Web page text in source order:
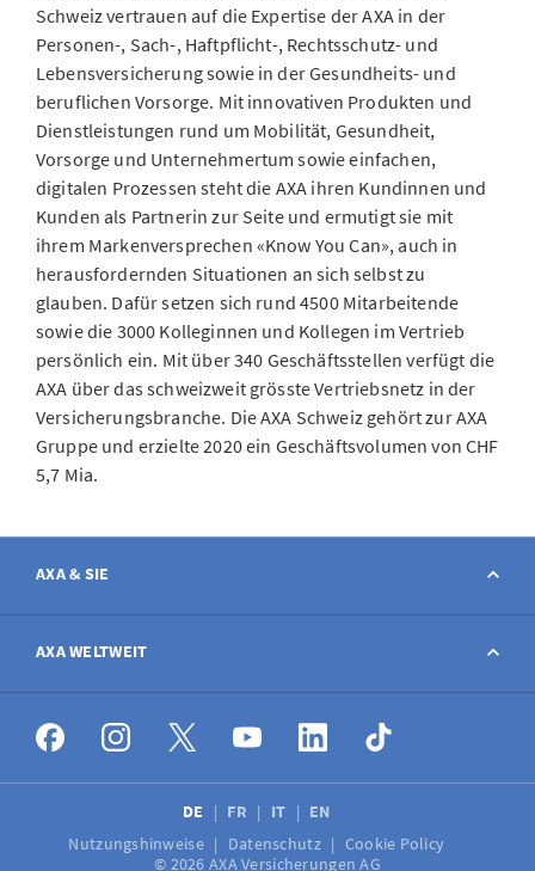
Schweiz vertrauen auf die Expertise der AXA in der
Personen-, Sach-, Haftpflicht-, Rechtsschutz- und
Lebensversicherung sowie in der Gesundheits- und
beruflichen Vorsorge. Mit innovativen Produkten und
Dienstleistungen rund um Mobilität, Gesundheit,
Vorsorge und Unternehmertum sowie einfachen,
digitalen Prozessen steht die AXA ihren Kundinnen und
Kunden als Partnerin zur Seite und ermutigt sie mit
ihrem Markenversprechen «Know You Can», auch in
herausfordernden Situationen an sich selbst zu
glauben. Dafür setzen sich rund 4500 Mitarbeitende
sowie die 3000 Kolleginnen und Kollegen im Vertrieb
persönlich ein. Mit über 340 Geschäftsstellen verfügt die
AXA über das schweizweit grösste Vertriebsnetz in der
Versicherungsbranche. Die AXA Schweiz gehört zur AXA
Gruppe und erzielte 2020 ein Geschäftsvolumen von CHF
5,7 Mia.
AXA & SIE
Kontakt
Schaden melden
Stellenangebote
Medien
AXA WELTWEIT
AXA weltweit
DE FR IT
EN
Nutzungshinweise
Datenschutz
Cookie Policy
© 2026 AXA Versicherungen AG